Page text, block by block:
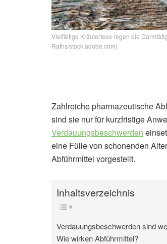
Vielfältige Kräutertees regen die
Raths/stock.adobe.com)
Zahlreiche pharmazeutische
sind sie nur für kurzfristige
Verdauungsbeschwerden
eine Fülle von schonenden
Abführmittel vorgestellt.
Inhaltsverzeichnis
Verdauungsbeschwerden sind
Wie wirken Abführmittel?